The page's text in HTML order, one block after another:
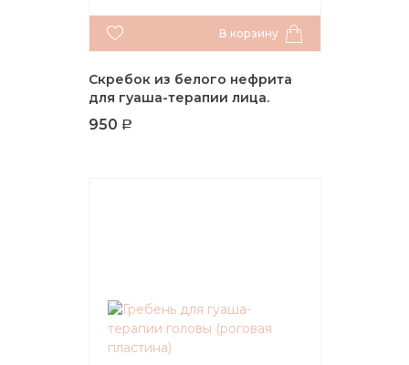
В корзину
Скребок из белого нефрита
для гуаша-терапии лица.
950